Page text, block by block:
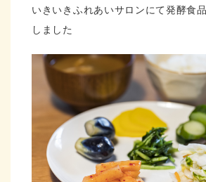
いきいきふれあいサロンにて発酵食
しました